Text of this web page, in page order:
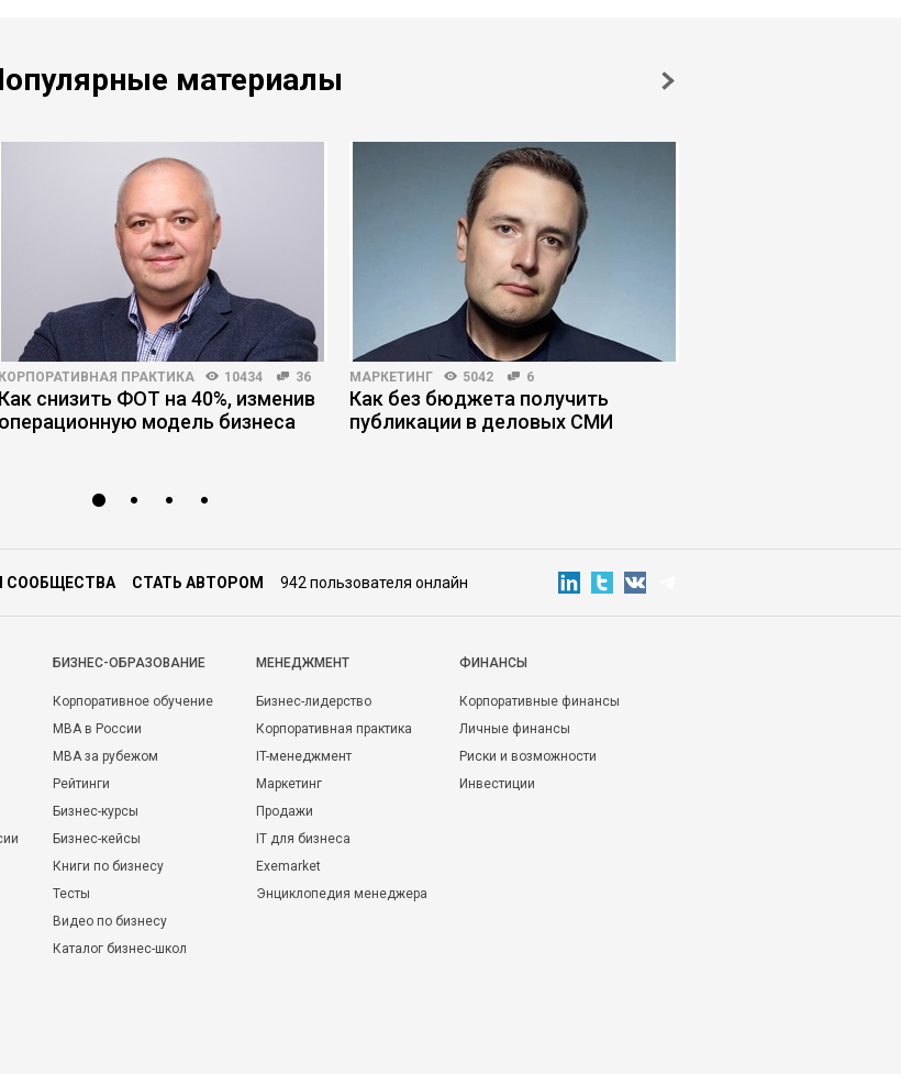
материалы
КОРПОРАТИВНАЯ ПРАКТИКА 10434 36
Как снизить ФОТ на 40%, изменив
операционную модель бизнеса
МАРКЕТИНГ 5042 6
Как без бюджета получить
публикации в деловых СМИ
СООБЩЕСТВА СТАТЬ АВТОРОМ 942 пользователя онлайн
БИЗНЕС-ОБРАЗОВАНИЕ
Корпоративное обучение
MBA в России
MBA за рубежом
Рейтинги
Бизнес-курсы
Бизнес-кейсы
Книги по бизнесу
Тесты
Видео по бизнесу
Каталог бизнес-школ
МЕНЕДЖМЕНТ
Бизнес-лидерство
Корпоративная практика
IT-менеджмент
Маркетинг
Продажи
IT для бизнеса
Exemarket
Энциклопедия менеджера
ФИНАНСЫ
Корпоративные финансы
Личные финансы
Риски и возможности
Инвестиции